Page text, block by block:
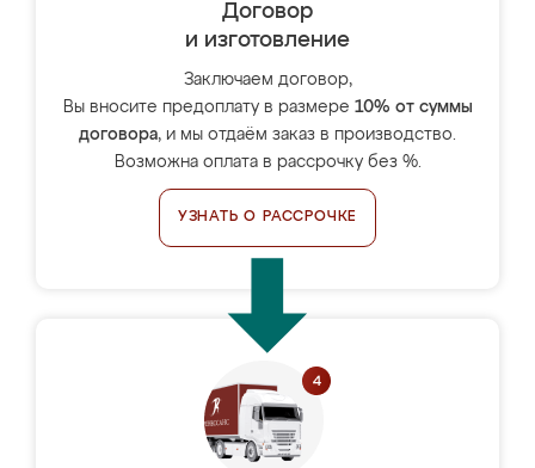
Договор
и изготовление
Заключаем договор,
Вы вносите предоплату в размере 10% от суммы
договора, и мы отдаём заказ в производство.
Возможна оплата в рассрочку без %.
УЗНАТЬ О РАССРОЧКЕ